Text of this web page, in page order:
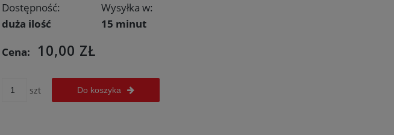
Dostępność:
duża ilość
Wysyłka w:
15 minut
Cena: 10,00 ZŁ
szt Do koszyka